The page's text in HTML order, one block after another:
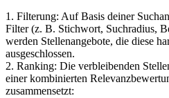
1. Filterung: Auf Basis deiner
Filter (z. B. Stichwort, Suchradius,
werden Stellenangebote, die diese
ausgeschlossen.
2. Ranking: Die verbleibenden
einer kombinierten
zusammensetzt: